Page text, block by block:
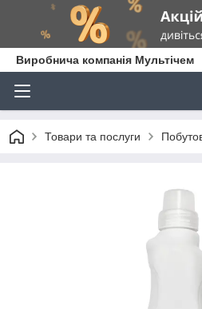
Виробнича компанія Мультічем
Товари та послуги